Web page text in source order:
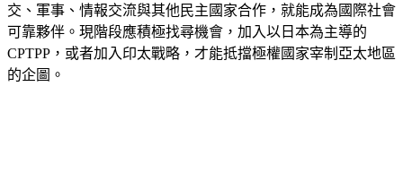
【台灣銀行家】美中各自抱團叫陣意味濃厚，台灣若能在外
交、軍事、情報交流與其他民主國家合作，就能成為國際社會
可靠夥伴。現階段應積極找尋機會，加入以日本為主導的
CPTPP，或者加入印太戰略，才能抵擋極權國家宰制亞太地區